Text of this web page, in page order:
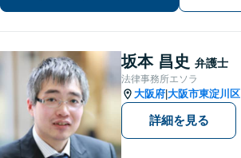
坂本 昌史 弁護士
法律事務所エソラ
大阪府 大阪市東淀川区
詳細を見る